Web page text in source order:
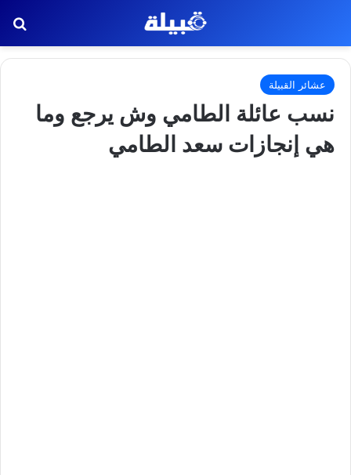
عشائر القبيلة
نسب عائلة الطامي وش يرجع وما
هي إنجازات سعد الطامي